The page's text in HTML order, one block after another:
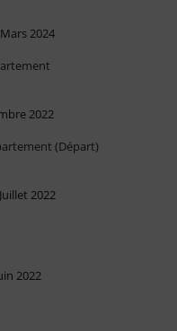
2024
2022
(Départ)
2022
2022